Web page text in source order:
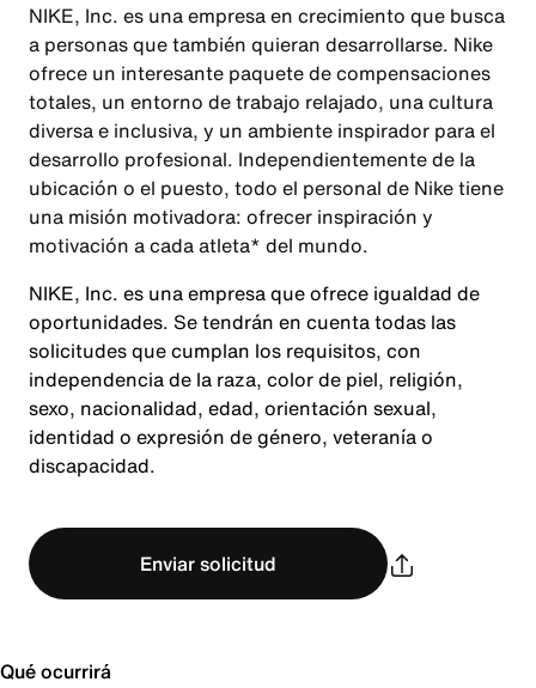
NIKE, Inc. es una empresa en crecimiento que busca
a personas que también quieran desarrollarse. Nike
ofrece un interesante paquete de compensaciones
totales, un entorno de trabajo relajado, una cultura
diversa e inclusiva, y un ambiente inspirador para el
desarrollo profesional. Independientemente de la
ubicación o el puesto, todo el personal de Nike tiene
una misión motivadora: ofrecer inspiración y
motivación a cada atleta* del mundo.
NIKE, Inc. es una empresa que ofrece igualdad de
oportunidades. Se tendrán en cuenta todas las
solicitudes que cumplan los requisitos, con
independencia de la raza, color de piel, religión,
sexo, nacionalidad, edad, orientación sexual,
identidad o expresión de género, veteranía o
discapacidad.
Enviar solicitud
Qué ocurrirá